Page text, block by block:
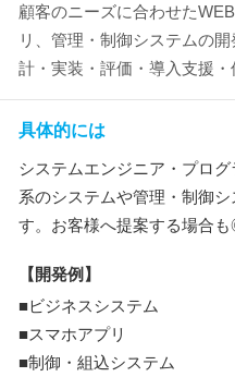
顧客のニーズに合わせた
リ、管理・制御システムの
計・実装・評価・導入支援・
具体的には
システムエンジニア・プロ
系のシステムや管理・制御
す。お客様へ提案する場合
【開発例】
■ビジネスシステム
■スマホアプリ
■制御・組込システム